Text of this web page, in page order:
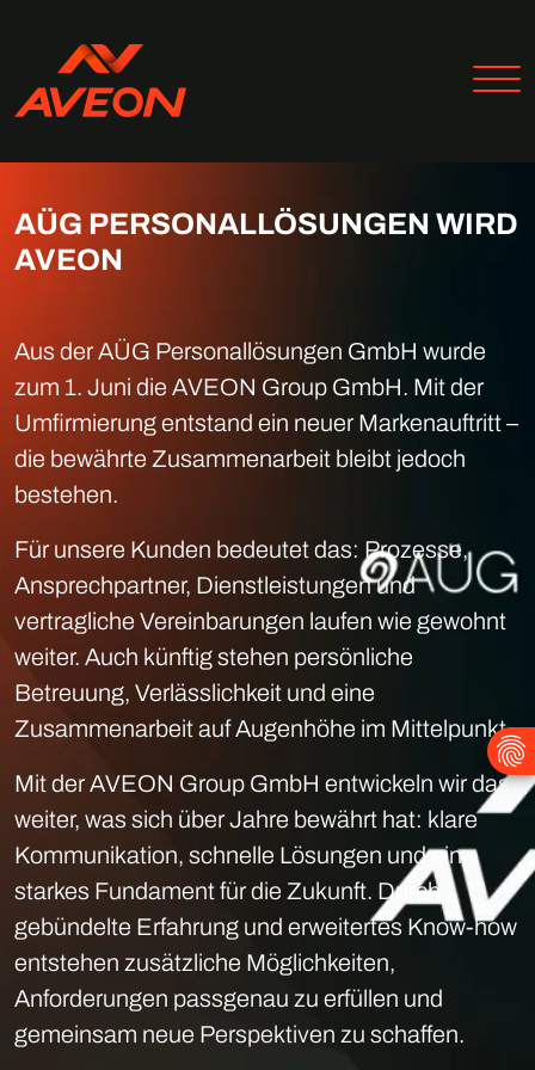
AÜG PERSONALLÖSUNGEN WIRD
AVEON
Aus der AÜG Personallösungen GmbH wurde
zum 1. Juni die AVEON Group GmbH. Mit der
Umfirmierung entstand ein neuer Markenauftritt –
die bewährte Zusammenarbeit bleibt jedoch
bestehen.
Für unsere Kunden bedeutet das: Prozesse,
Ansprechpartner, Dienstleistungen und
vertragliche Vereinbarungen laufen wie gewohnt
weiter. Auch künftig stehen persönliche
Betreuung, Verlässlichkeit und eine
Zusammenarbeit auf Augenhöhe im Mittelpunkt.
Mit der AVEON Group GmbH entwickeln wir das
weiter, was sich über Jahre bewährt hat: klare
Kommunikation, schnelle Lösungen und ein
starkes Fundament für die Zukunft. Durch
gebündelte Erfahrung und erweitertes Know-how
entstehen zusätzliche Möglichkeiten,
Anforderungen passgenau zu erfüllen und
gemeinsam neue Perspektiven zu schaffen.